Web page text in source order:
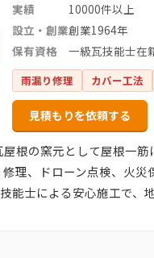
実績
10000件以上
設立・創業創業1964年
保有資格
一級瓦技能士在
雨漏り修理 カバー工法
見積もりを依頼する
根の窯元として屋根一
理、ドローン点検、火
士による安心施工で、